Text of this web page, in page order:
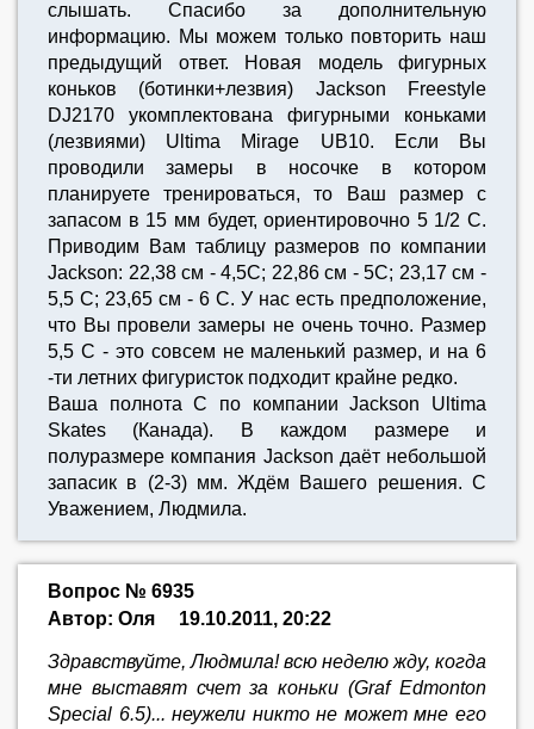
слышать. Спасибо за дополнительную
информацию. Мы можем только повторить наш
предыдущий ответ. Новая модель фигурных
коньков (ботинки+лезвия) Jackson Freestyle
DJ2170 укомплектована фигурными коньками
(лезвиями) Ultima Mirage UB10. Если Вы
проводили замеры в носочке в котором
планируете тренироваться, то Ваш размер с
запасом в 15 мм будет, ориентировочно 5 1/2 С.
Приводим Вам таблицу размеров по компании
Jackson: 22,38 см - 4,5С; 22,86 см - 5С; 23,17 см -
5,5 С; 23,65 см - 6 С. У нас есть предположение,
что Вы провели замеры не очень точно. Размер
5,5 С - это совсем не маленький размер, и на 6
-ти летних фигуристок подходит крайне редко.
Ваша полнота С по компании Jackson Ultima
Skates (Канада). В каждом размере и
полуразмере компания Jackson даёт небольшой
запасик в (2-3) мм. Ждём Вашего решения. С
Уважением, Людмила.
Вопрос № 6935
Автор: Оля
19.10.2011, 20:22
Здравствуйте, Людмила! всю неделю жду, когда
мне выставят счет за коньки (Graf Edmonton
Special 6.5)... неужели никто не может мне его